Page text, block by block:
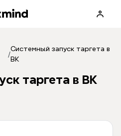
/
Системный запуск таргета в
ВК
таргета в ВК